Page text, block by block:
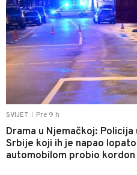
SVIJET Pre 9 h
Drama u Njemačkoj:
Srbije koji ih je napao
automobilom probio kordon